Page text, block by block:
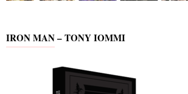
IRON MAN – TONY IOMMI